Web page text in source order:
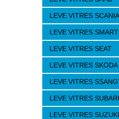
LEVE VITRES SCANIA
LEVE VITRES SMART
LEVE VITRES SEAT
LEVE VITRES SKODA
LEVE VITRES
LEVE VITRES
LEVE VITRES SUZUKI